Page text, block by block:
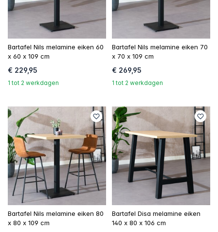
Bartafel Nils melamine eiken 60
x 60 x 109 cm
€ 229,95
1 tot 2 werkdagen
Bartafel Nils melamine eiken 70
x 70 x 109 cm
€ 269,95
1 tot 2 werkdagen
Bartafel Nils melamine eiken 80
x 80 x 109 cm
Bartafel Disa melamine eiken
140 x 80 x 106 cm